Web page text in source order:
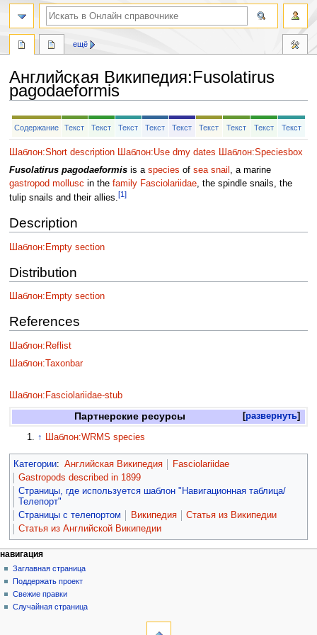
Английская Википедия:Fusolatirus
pagodaeformis
Перейти
Перейти
Содержание Текст Текст Текст Текст Текст Текст Текст Текст Текст
Шаблон:Short description Шаблон:Use dmy dates
Шаблон:Speciesbox
Fusolatirus pagodaeformisis a species of sea snail , a marine
gastropod mollusc in the family Fasciolariidae, the spindle snails, the
tulip snails and their allies.[1]
Description
Шаблон:Empty section
Distribution
Шаблон:Empty section
References
Шаблон:Reflist
Шаблон:Taxonbar
Шаблон:Fasciolariidae-stub
развернуть
Партнерские ресурсы
↑ Шаблон:WRMS species
Категории: Английская Википедия
Fasciolariidae
Gastropods described in 1899
Страницы, где используется шаблон "Навигационная таблица/
Телепорт"
Страницы с телепортом
Википедия
Статья из Википедии
Статья из Английской Википедии
ещё
навигация
Заглавная страница
Поддержать проект
Свежие правки
Случайная страница